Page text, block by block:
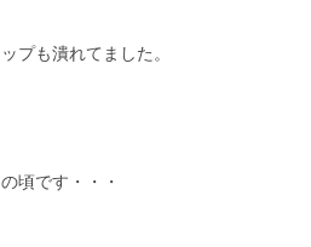
プも潰れてました。
頃です・・・